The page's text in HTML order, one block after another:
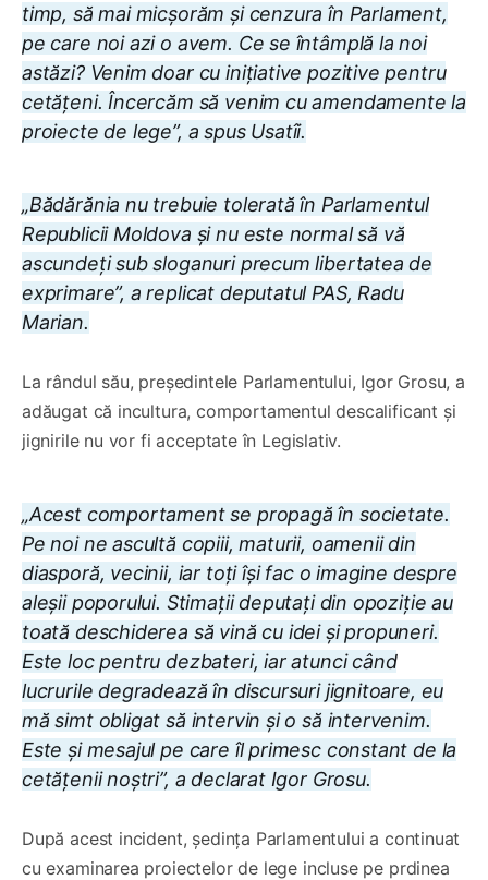
timp, să mai micșorăm și cenzura în Parlament,
pe care noi azi o avem. Ce se întâmplă la noi
astăzi? Venim doar cu inițiative pozitive pentru
cetățeni. Încercăm să venim cu amendamente la
proiecte de lege”, a spus Usatîi.
„Bădărănia nu trebuie tolerată în Parlamentul
Republicii Moldova și nu este normal să vă
ascundeți sub sloganuri precum libertatea de
exprimare”, a replicat deputatul PAS, Radu
Marian.
La rândul său, președintele Parlamentului, Igor Grosu, a
adăugat că incultura, comportamentul descalificant și
jignirile nu vor fi acceptate în Legislativ.
„Acest comportament se propagă în societate.
Pe noi ne ascultă copiii, maturii, oamenii din
diasporă, vecinii, iar toți își fac o imagine despre
aleșii poporului. Stimații deputați din opoziție au
toată deschiderea să vină cu idei și propuneri.
Este loc pentru dezbateri, iar atunci când
lucrurile degradează în discursuri jignitoare, eu
mă simt obligat să intervin și o să intervenim.
Este și mesajul pe care îl primesc constant de la
cetățenii noștri”, a declarat Igor Grosu.
După acest incident, ședința Parlamentului a continuat
cu examinarea proiectelor de lege incluse pe prdinea